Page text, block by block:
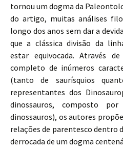
tornou um dogma da
do artigo, muitas análises
longo dos anos sem dar a
que a clássica divisão da
estar equivocada. Através
completo de inúmeros
(tanto de saurísquios
representantes dos
dinossauros, composto
dinossauros), os autores
relações de parentesco dentro
derrocada de um dogma